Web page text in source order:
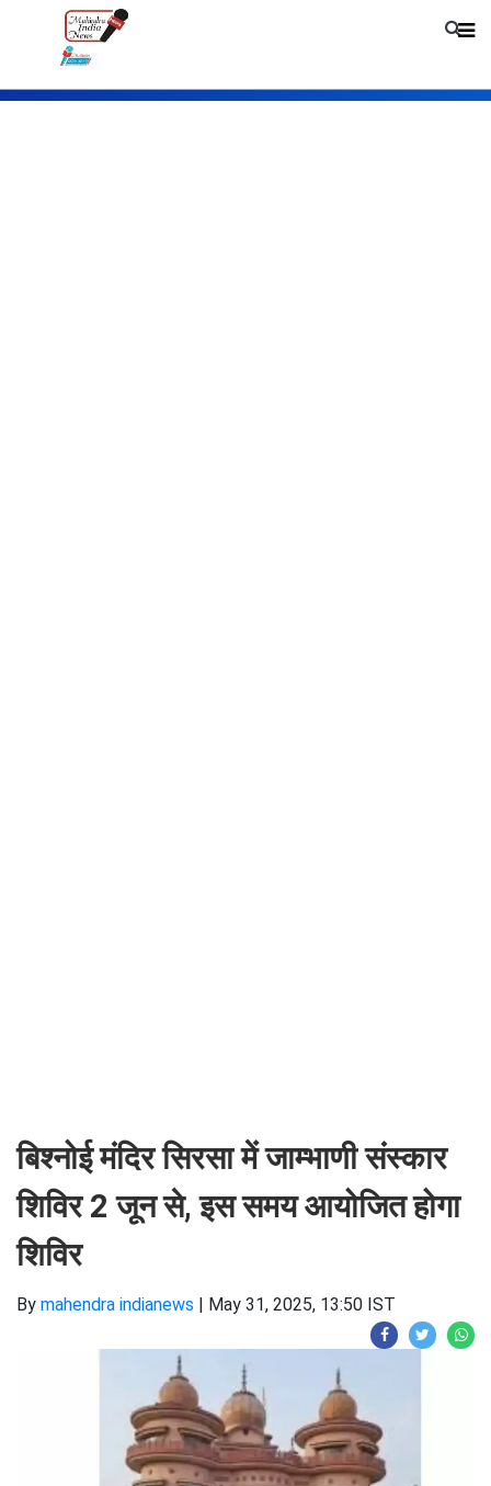
बिश्नोई मंदिर सिरसा में जाम्भाणी संस्कार
शिविर 2 जून से, इस समय आयोजित होगा
शिविर
By mahendra indianews | May 31, 2025, 13:50 IST